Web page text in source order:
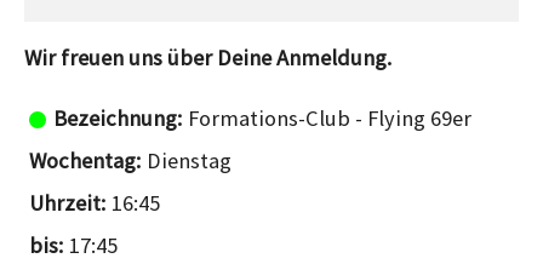
Wir freuen uns über Deine Anmeldung.
Formations-Club - Flying 69er
Dienstag
16:45
17:45